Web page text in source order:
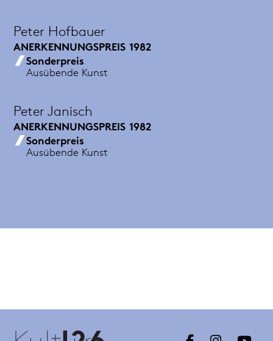
Peter Hofbauer
ANERKENNUNGSPREIS 1982
Sonderpreis
Ausübende Kunst
Peter Janisch
ANERKENNUNGSPREIS 1982
Sonderpreis
Ausübende Kunst